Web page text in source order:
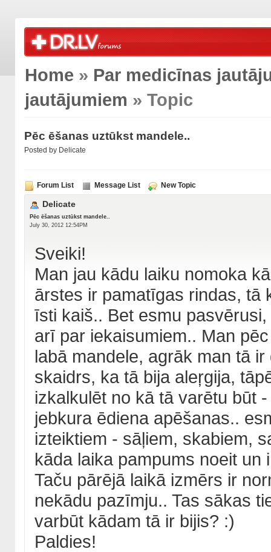
Home » Par medicīnas
jautājumiem » Topic
Pēc ēšanas uztūkst mandele..
Posted by Delicate
Forum List Message List New Topic
Delicate
Pēc ēšanas uztūkst mandele..
July 30, 2012 12:54PM
Sveiki!
Man jau kādu laiku nomoka
ārstes ir pamatīgas rindas, tā
īsti kaiš.. Bet esmu
arī par iekaisumiem.. Man
labā mandele, agrāk man tā
skaidrs, ka tā bija aleŗgija,
izkalkulēt no kā tā varētu būt
jebkura ēdiena apēšanas..
izteiktiem - sāļiem, skabiem,
kāda laika pampums noeit
Taču pārējā laikā izmērs ir
nekādu pazīmju.. Tas sākas
varbūt kādam tā ir bijis? :)
Paldies!